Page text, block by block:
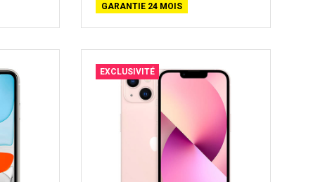
GARANTIE 24 MOIS
EXCLUSIVITÉ